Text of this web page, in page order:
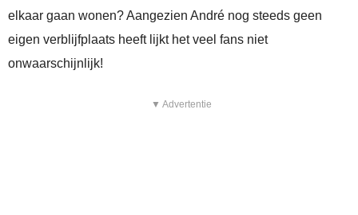
elkaar gaan wonen? Aangezien André nog steeds geen
eigen verblijfplaats heeft lijkt het veel fans niet
onwaarschijnlijk!
▼ Advertentie